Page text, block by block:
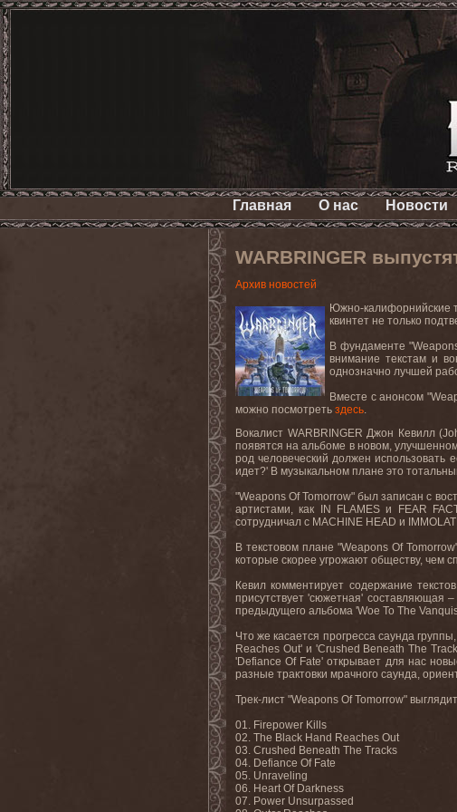
Главная О нас Новости
WARBRINGER
Архив новостей
Южно-калифорнийские
квинтет не только
В фундаменте "
внимание текстам и
однозначно лучшей
Вместе с анонсом "
можно посмотреть здесь.
Вокалист WARBRINGERДжон Кевилл
появятся на альбоме в новом,
род человеческий должен использовать
идет?' В музыкальном плане это
"Weapons Of Tomorrow"был записан с
артистами,как IN FLAMESи FEAR
сотрудничал с MACHINE HEAD и
В текстовом плане "Weapons Of Tomorrow
которые скорее угрожают обществу, чем
Кевил комментирует содержание
присутствует 'сюжетная' составляющая
предыдущего альбома 'Woe To The
Что же касается прогресса саунда
Reaches Out' и 'Crushed Beneath The
'Defiance Of Fate' открывает для нас
разные трактовки мрачного саунда,
Трек-лист "Weapons Of Tomorrow"
01. Firepower Kills
02. The Black Hand Reaches Out
03. Crushed Beneath The Tracks
04. Defiance Of Fate
05. Unraveling
06. Heart Of Darkness
07. Power Unsurpassed